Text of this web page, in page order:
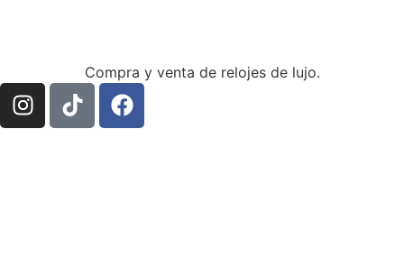
Compra y venta de relojes de lujo.